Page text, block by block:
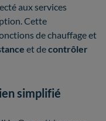
aux services
Cette
de chauffage et
et decontrôler
simplifié